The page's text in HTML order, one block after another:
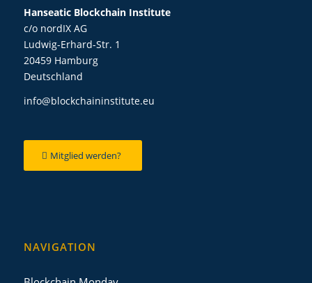
Hanseatic Blockchain Institute
c/o nordIX AG
Ludwig-Erhard-Str. 1
20459 Hamburg
Deutschland
info@blockchaininstitute.eu
Mitglied werden?
NAVIGATION